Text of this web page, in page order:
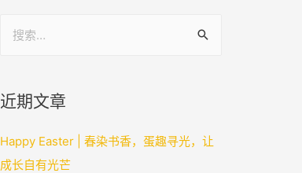
近期文章
Happy Easter | 春染书香，蛋趣寻光，让
成长自有光芒